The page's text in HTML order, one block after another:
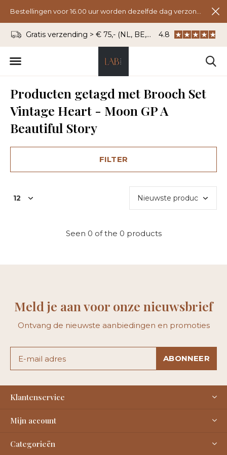
Gratis verzending > € 75,- (NL, BE, DU) WhatsApp: 06 -
4.8
Producten getagd met Brooch Set
Vintage Heart - Moon GP A
Beautiful Story
FILTER
Seen 0 of the 0 products
Meld je aan voor onze nieuwsbrief
Ontvang de nieuwste aanbiedingen en promoties
ABONNEER
Klantenservice
Mijn account
Categorieën